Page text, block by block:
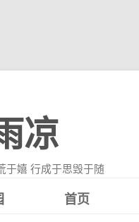
凉
于嬉 行成于思毁于随
首页